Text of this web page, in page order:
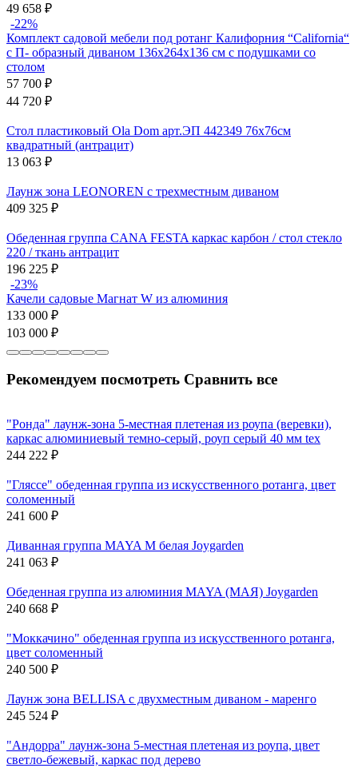
49 658 ₽
-22%
Комплект садовой мебели под ротанг Калифорния “California“
с П- образный диваном 136х264х136 см с подушками со
столом
57 700 ₽
44 720 ₽
Стол пластиковый Ola Dom арт.ЭП 442349 76x76см
квадратный (антрацит)
13 063 ₽
Лаунж зона LEONOREN с трехместным диваном
409 325 ₽
Обеденная группа CANA FESTA каркас карбон / стол стекло
220 / ткань антрацит
196 225 ₽
-23%
Качели садовые Магнат W из алюминия
133 000 ₽
103 000 ₽
Рекомендуем посмотреть Сравнить все
"Ронда" лаунж-зона 5-местная плетеная из роупа (веревки),
каркас алюминиевый темно-серый, роуп серый 40 мм tex
244 222 ₽
"Гляссе" обеденная группа из искусственного ротанга, цвет
соломенный
241 600 ₽
Диванная группа MAYA M белая Joygarden
241 063 ₽
Обеденная группа из алюминия MAYA (МАЯ) Joygarden
240 668 ₽
"Моккачино" обеденная группа из искусственного ротанга,
цвет соломенный
240 500 ₽
Лаунж зона BELLISA с двухместным диваном - маренго
245 524 ₽
"Андорра" лаунж-зона 5-местная плетеная из роупа, цвет
светло-бежевый, каркас под дерево